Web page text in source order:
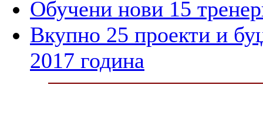
Обучени нови 15
Вкупно 25 проекти и
2017 година